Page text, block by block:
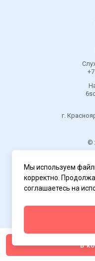
В
г.
©
Политика
Мы используем
корректно.
соглашаетесь на